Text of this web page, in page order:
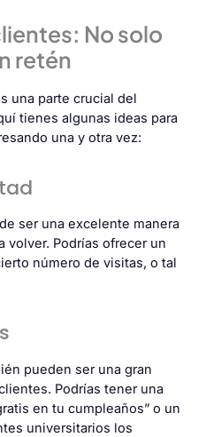
No solo
retén
una parte crucial del
tienes algunas ideas para
una y otra vez:
ser una excelente manera
volver. Podrías ofrecer un
número de visitas, o tal
pueden ser una gran
Podrías tener una
en tu cumpleaños” o un
universitarios los